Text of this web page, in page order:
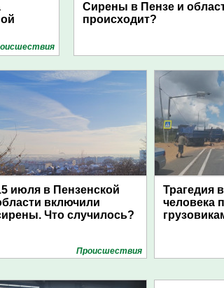
Сирены в Пензе и
происходит?
июля в Пензенской
включили
Что случилось?
Проиcшествия
Трагедия
человека